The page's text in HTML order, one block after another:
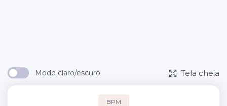
Modo claro/escuro Tela cheia
BPM